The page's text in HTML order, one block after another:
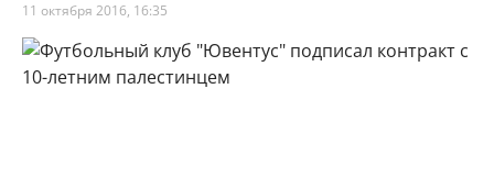
11 октября 2016, 16:35